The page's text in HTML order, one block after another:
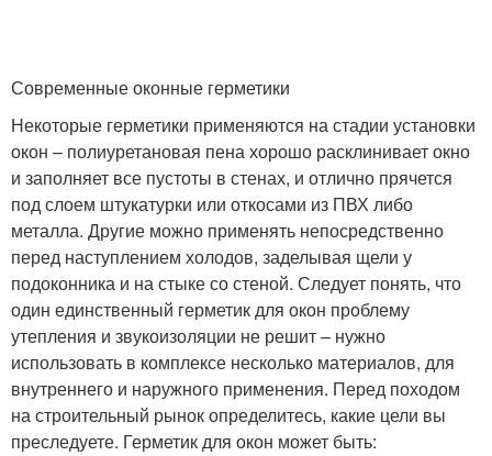
Современные оконные герметики
Некоторые герметики применяются на стадии установки
окон – полиуретановая пена хорошо расклинивает окно
и заполняет все пустоты в стенах, и отлично прячется
под слоем штукатурки или откосами из ПВХ либо
металла. Другие можно применять непосредственно
перед наступлением холодов, заделывая щели у
подоконника и на стыке со стеной. Следует понять, что
один единственный герметик для окон проблему
утепления и звукоизоляции не решит – нужно
использовать в комплексе несколько материалов, для
внутреннего и наружного применения. Перед походом
на строительный рынок определитесь, какие цели вы
преследуете. Герметик для окон может быть: